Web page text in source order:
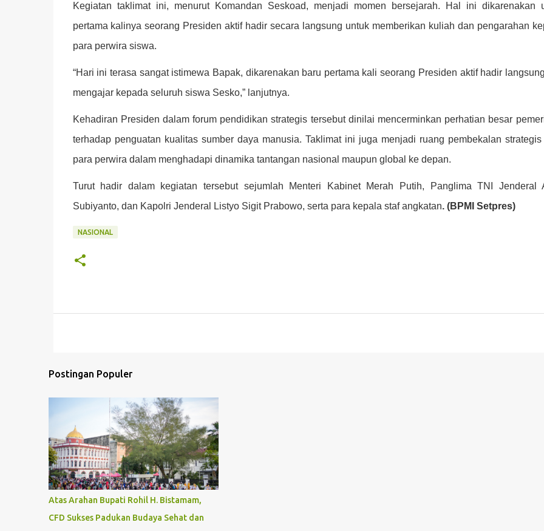
Kegiatan taklimat ini, menurut Komandan Seskoad, menjadi momen bersejarah. Hal ini dikarenakan
pertama kalinya seorang Presiden aktif hadir secara langsung untuk memberikan kuliah dan pengarahan
para perwira siswa.
“Hari ini terasa sangat istimewa Bapak, dikarenakan baru pertama kali seorang Presiden aktif hadir
mengajar kepada seluruh siswa Sesko,” lanjutnya.
Kehadiran Presiden dalam forum pendidikan strategis tersebut dinilai mencerminkan perhatian besar
terhadap penguatan kualitas sumber daya manusia. Taklimat ini juga menjadi ruang pembekalan
para perwira dalam menghadapi dinamika tantangan nasional maupun global ke depan.
Turut hadir dalam kegiatan tersebut sejumlah Menteri Kabinet Merah Putih, Panglima TNI Jenderal
Subiyanto, dan Kapolri Jenderal Listyo Sigit Prabowo, serta para kepala staf angkatan. (BPMI Setpres)
NASIONAL
Postingan Populer
Atas Arahan Bupati Rohil H. Bistamam,
CFD Sukses Padukan Budaya Sehat dan